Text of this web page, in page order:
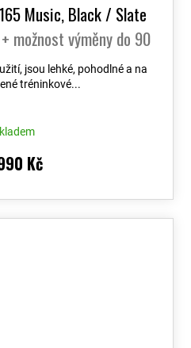
Music, Black / Slate
+ možnost výměny do 90
dníjsou lehké, pohodlné a na
tréninkové...
Kč